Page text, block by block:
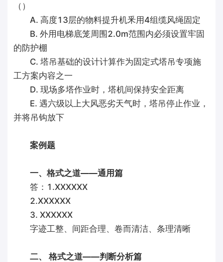
（）
A. 高度13层的物料提升机釆用4组缆风绳固定
B. 外用电梯底笼周围2.0m范围内必须设置牢固
的防护棚
C. 塔吊基础的设计计算作为固定式塔吊专项施
工方案内容之一
D. 现场多塔作业时，塔机间保持安全距离
E. 遇六级以上大风恶劣天气时，塔吊停止作业，
并将吊钩放下
案例题
一、格式之道——通用篇
答：1.XXXXXX
2.XXXXXX
3. XXXXXX
字迹工整、间距合理、卷而清洁、条理清晰
二、 格式之道——判断分析篇